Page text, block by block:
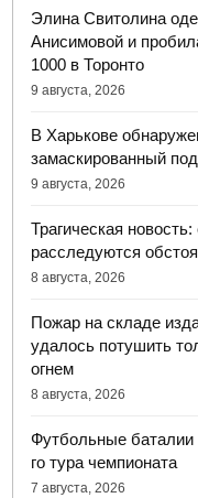
Элина Свитолина
Анисимовой и
1000 в Торонто
9 августа, 2026
В Харькове
замаскированный
9 августа, 2026
Трагическая
расследуются
8 августа, 2026
Пожар на складе
удалось потушить
огнем
8 августа, 2026
Футбольные баталии
го тура чемпионата
7 августа, 2026